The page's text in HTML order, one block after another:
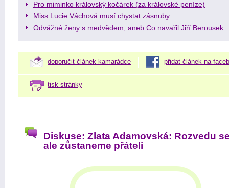
Pro miminko královský kočárek (za královské peníze)
Miss Lucie Váchová musí chystat zásnuby
Odvážné ženy s medvědem, aneb Co navařil Jiří Berousek
doporučit článek kamarádce přidat článek na
tisk stránky
Diskuse: Zlata Adamovská: Rozvedu
ale zůstaneme přáteli